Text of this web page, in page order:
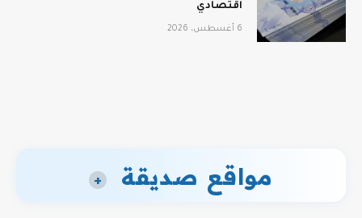
اقتصادي
6 أغسطس، 2026
مواقع صديقة +